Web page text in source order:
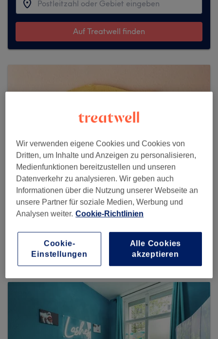
Auf Treatwell finden
Bella Waxing by Anne
Uhlandstraße 28, Charlottenburg (Gartenhaus), 10719
Berlin
Wir verwenden eigene Cookies und Cookies von
Dritten, um Inhalte und Anzeigen zu personalisieren,
Medienfunktionen bereitzustellen und unseren
Datenverkehr zu analysieren. Wir geben auch
Informationen über die Nutzung unserer Webseite an
unsere Partner für soziale Medien, Werbung und
Analysen weiter. Cookie-Richtlinien
Cookie-
Einstellungen
Alle Cookies
akzeptieren